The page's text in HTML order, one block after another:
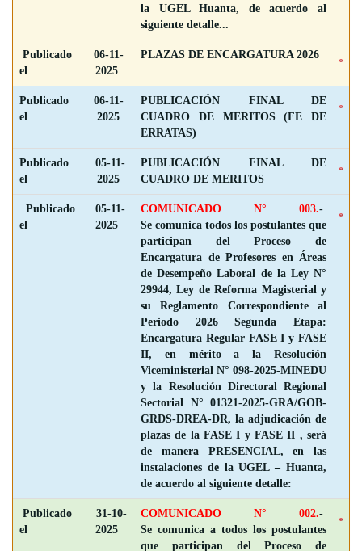
la UGEL Huanta, de acuerdo al
siguiente detalle...
Publicado
el
06-11-
2025
PLAZAS DE ENCARGATURA 2026
Publicado
el
06-11-
2025
PUBLICACIÓN FINAL DE
CUADRO DE MERITOS (FE DE
ERRATAS)
Publicado
el
05-11-
2025
PUBLICACIÓN FINAL DE
CUADRO DE MERITOS
Publicado
el
05-11-
2025
COMUNICADO N° 003.-
Se comunica todos los postulantes que
participan del Proceso de
Encargatura de Profesores en Áreas
de Desempeño Laboral de la Ley N°
29944, Ley de Reforma Magisterial y
su Reglamento Correspondiente al
Periodo 2026 Segunda Etapa:
Encargatura Regular FASE I y FASE
II, en mérito a la Resolución
Viceministerial N° 098-2025-MINEDU
y la Resolución Directoral Regional
Sectorial N° 01321-2025-GRA/GOB-
GRDS-DREA-DR, la adjudicación de
plazas de la FASE I y FASE II , será
de manera PRESENCIAL, en las
instalaciones de la UGEL – Huanta,
de acuerdo al siguiente detalle:
Publicado
el
31-10-
2025
COMUNICADO N° 002.-
Se comunica a todos los postulantes
que participan del Proceso de